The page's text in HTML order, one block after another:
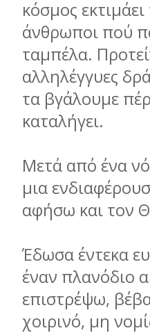
κόσµος
άνθρωποι πού
ταµπέλα.
αλληλέγγυες
τα βγάλουµε
καταλήγει.
Μετά από ένα
µια
αφήσω και τον
Έδωσα έντεκα
έναν πλανόδιο
επιστρέψω,
χοιρινό, µη